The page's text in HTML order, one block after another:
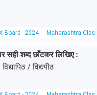
Board - 2024 Maharashtra
सही शब्द छाँटकर लिखिए :
/ विद्यपीठ